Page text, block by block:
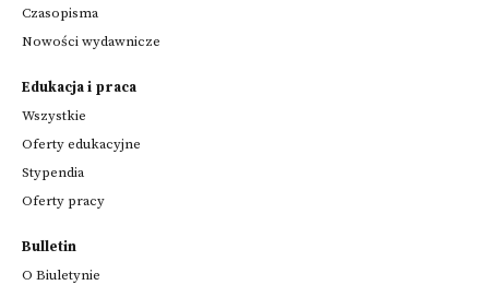
Czasopisma
Nowości wydawnicze
Edukacja i praca
Wszystkie
Oferty edukacyjne
Stypendia
Oferty pracy
Bulletin
O Biuletynie